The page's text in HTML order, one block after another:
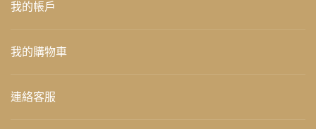
我的帳戶
我的購物車
連絡客服